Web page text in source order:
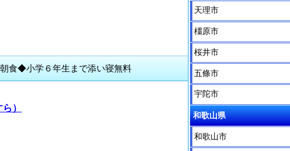
食◆小学６年生まで添い寝無料
）
天理市
橿原市
桜井市
五條市
宇陀市
和歌山県
和歌山市